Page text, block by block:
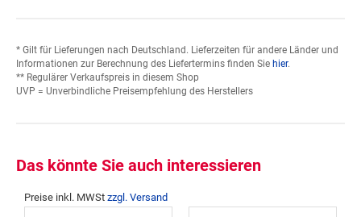
* Gilt für Lieferungen nach Deutschland. Lieferzeiten für andere Länder und
Informationen zur Berechnung des Liefertermins finden Sie hier.
** Regulärer Verkaufspreis in diesem Shop
UVP = Unverbindliche Preisempfehlung des Herstellers
Das könnte Sie auch interessieren
Preise inkl. MWSt zzgl. Versand